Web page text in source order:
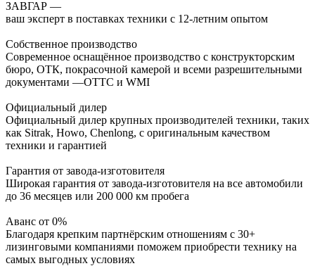
ЗАВГАР —
ваш эксперт в поставках техники с 12-летним опытом
Собственное производство
Современное оснащённое производство с конструкторским
бюро, ОТК, покрасочной камерой и всеми разрешительными
документами —ОТТС и WMI
Официальный дилер
Официальный дилер крупных производителей техники, таких
как Sitrak, Howo, Chenlong, с оригинальным качеством
техники и гарантией
Гарантия от завода-изготовителя
Широкая гарантия от завода-изготовителя на все автомобили
до 36 месяцев или 200 000 км пробега
Аванс от 0%
Благодаря крепким партнёрским отношениям с 30+
лизинговыми компаниями поможем приобрести технику на
самых выгодных условиях